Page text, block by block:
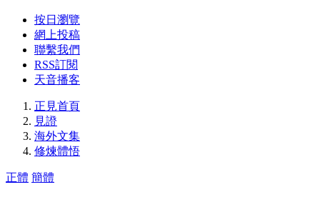
按日瀏覽
網上投稿
聯繫我們
RSS訂閱
天音播客
正見首頁
見證
海外文集
修煉體悟
正體 簡體